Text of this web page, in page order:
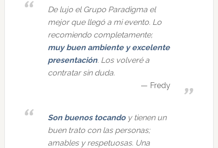
De lujo el Grupo Paradigma el
mejor que llegó a mi evento. Lo
recomiendo completamente;
muy buen ambiente y excelente
presentación. Los volveré a
contratar sin duda.
Fredy
Son buenos tocandoy tienen un
buen trato con las personas;
amables y respetuosas. Una